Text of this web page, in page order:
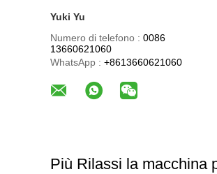
Yuki Yu
Numero di telefono : 0086
13660621060
WhatsApp : +8613660621060
Più Rilassi la macchina